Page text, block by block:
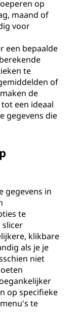
op
maand of
voor
een bepaalde
te
of
de
een ideaal
gegevens die
gegevens in
te
slicer
klikbare
als je je
niet
op specifieke
te